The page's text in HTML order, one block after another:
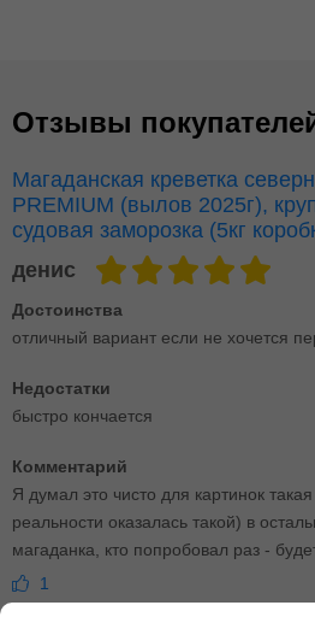
Отзывы
Магаданская креветка
PREMIUM (вылов 2025г),
судовая заморозка (5кг
денис
Достоинства
отличный вариант если не хочется
Недостатки
быстро кончается
Комментарий
Я думал это чисто для картинок
реальности оказалась такой) в
магаданка, кто попробовал раз -
1